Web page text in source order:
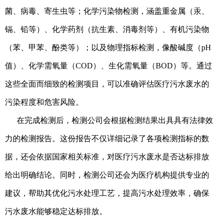
菌、病毒、寄生虫等；化学污染物检测，涵盖重金属（汞、
镉、铅等）、化学药剂（抗生素、消毒剂等）、有机污染物
（苯、甲苯、酚类等）；以及物理指标检测，像酸碱度（pH
值）、化学需氧量（COD）、生化需氧量（BOD）等。通过
这些全面而细致的检测项目，可以准确评估医疗污水废水的
污染程度和危害风险。
在完成检测后，检测公司会根据检测结果出具具有法律效
力的检测报告。这份报告不仅详细记录了各项检测指标的数
据，还会依据国家相关标准，对医疗污水废水是否达标排放
给出明确结论。同时，检测公司还会为医疗机构提供专业的
建议，帮助其优化污水处理工艺，提高污水处理效率，确保
污水废水能够稳定达标排放。